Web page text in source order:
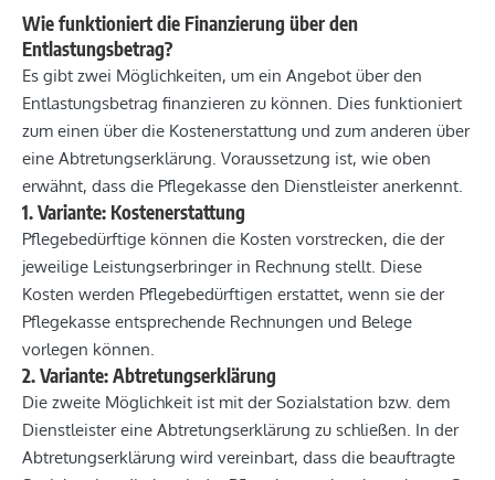
Wie funktioniert die Finanzierung über den
Entlastungsbetrag?
Es gibt zwei Möglichkeiten, um ein Angebot über den
Entlastungsbetrag finanzieren zu können. Dies funktioniert
zum einen über die Kostenerstattung und zum anderen über
eine Abtretungserklärung. Voraussetzung ist, wie oben
erwähnt, dass die Pflegekasse den Dienstleister anerkennt.
1. Variante: Kostenerstattung
Pflegebedürftige können die Kosten vorstrecken, die der
jeweilige Leistungserbringer in Rechnung stellt. Diese
Kosten werden Pflegebedürftigen erstattet, wenn sie der
Pflegekasse entsprechende Rechnungen und Belege
vorlegen können.
2. Variante: Abtretungserklärung
Die zweite Möglichkeit ist mit der Sozialstation bzw. dem
Dienstleister eine Abtretungserklärung zu schließen. In der
Abtretungserklärung wird vereinbart, dass die beauftragte